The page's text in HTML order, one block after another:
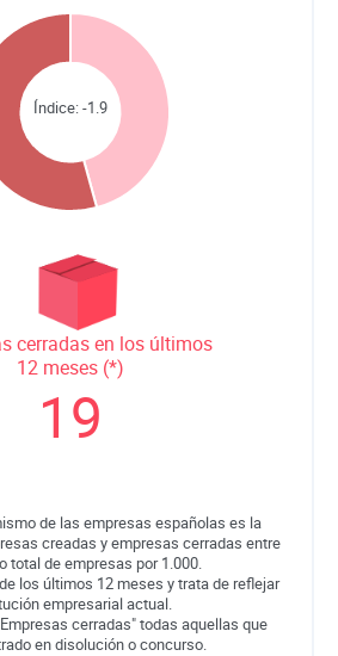
Índice:-1.9
cerradas en los últimos
12 meses (*)
19
de las empresas españolas es la
creadas y empresas cerradas entre
total de empresas por 1.000.
los últimos 12 meses y trata de reflejar
empresarial actual.
cerradas" todas aquellas que
en disolución o concurso.